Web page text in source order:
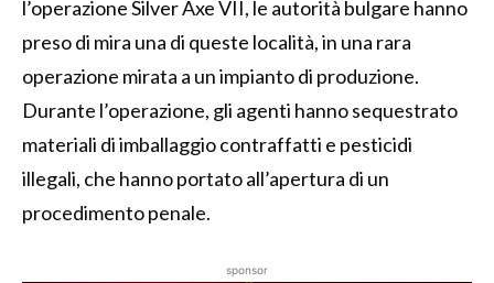
l’operazione Silver Axe VII, le autorità bulgare hanno
preso di mira una di queste località, in una rara
operazione mirata a un impianto di produzione.
Durante l’operazione, gli agenti hanno sequestrato
materiali di imballaggio contraffatti e pesticidi
illegali, che hanno portato all’apertura di un
procedimento penale.
sponsor